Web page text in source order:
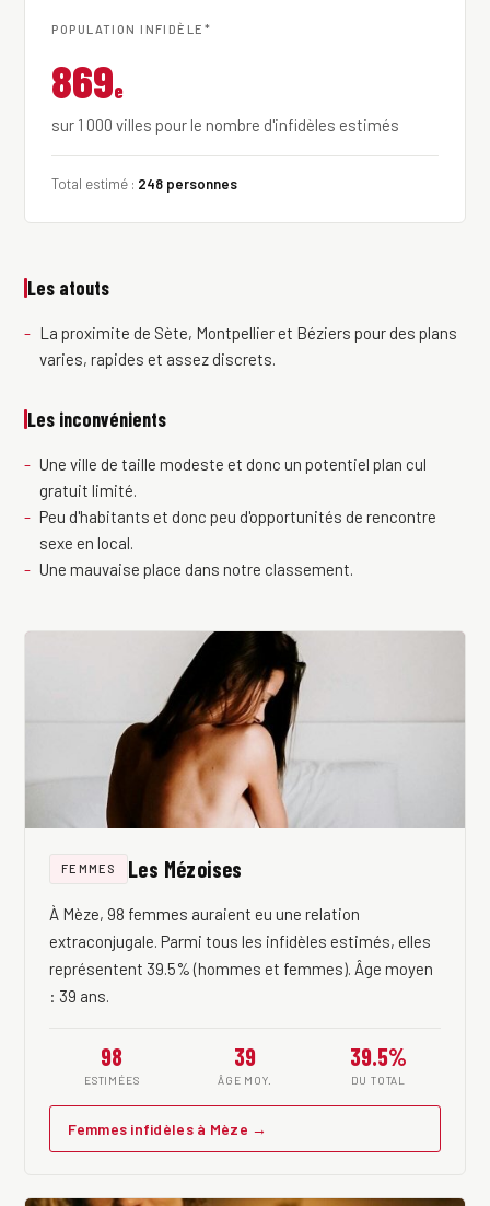
POPULATION INFIDÈLE*
869e
sur 1 000 villes pour le nombre d'infidèles estimés
Total estimé : 248 personnes
Les atouts
La proximite de Sète, Montpellier et Béziers pour des plans
varies, rapides et assez discrets.
Les inconvénients
Une ville de taille modeste et donc un potentiel plan cul
gratuit limité.
Peu d'habitants et donc peu d'opportunités de rencontre
sexe en local.
Une mauvaise place dans notre classement.
FEMMES Les Mézoises
À Mèze, 98 femmes auraient eu une relation
extraconjugale. Parmi tous les infidèles estimés, elles
représentent 39.5% (hommes et femmes). Âge moyen
: 39 ans.
98
ESTIMÉES
39
ÂGE MOY.
39.5%
DU TOTAL
Femmes infidèles à Mèze →